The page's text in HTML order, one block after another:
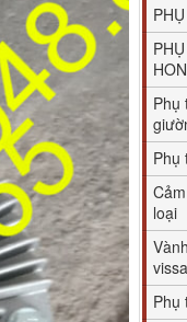
Phụ
Phụ
loại
Phụ